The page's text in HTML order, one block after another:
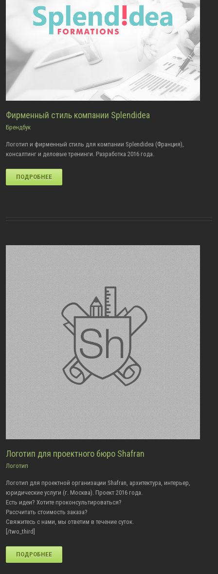
Фирменный стиль компании Splendidea
Брендбук
Логотип и фирменный стиль для компании Splendidea (Франция),
консалтинг и деловые тренинги. Разработка 2016 года.
ПОДРОБНЕЕ
Логотип для проектного бюро Shafran
Логотип
Логотип для проектной организации Shafran, архитектура, интерьер,
юридические услуги (г. Москва). Проект 2016 года.
Есть идеи? Хотите проконсультироваться?
Рассчитать стоимость заказа?
Свяжитесь с нами, мы ответим в течение суток.
[/two_third]
ПОДРОБНЕЕ